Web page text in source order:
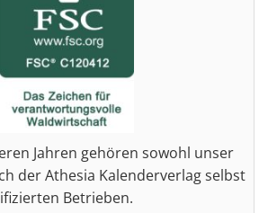
Jahren gehören sowohl unser
der Athesia Kalenderverlag selbst
Betrieben.